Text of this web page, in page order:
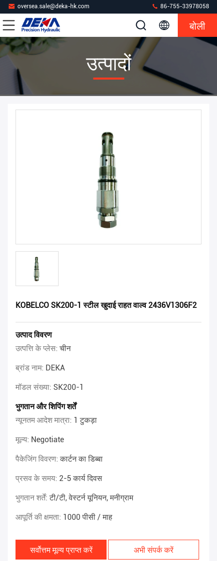
oversea.sale@deka-hk.com 86-755-33978058
बोली
उत्पादों
KOBELCO SK200-1 स्टील खुदाई राहत वाल्व 2436V1306F2
उत्पाद विवरण
उत्पत्ति के प्लेस:चीन
ब्रांड नाम: DEKA
मॉडल संख्या: SK200-1
भुगतान और शिपिंग शर्तें
न्यूनतम आदेश मात्रा: 1 टुकड़ा
मूल्य: Negotiate
पैकेजिंग विवरण:कार्टन का डिब्बा
प्रसव के समय: 2-5 कार्य दिवस
भुगतान शर्तें:टी/टी, वेस्टर्न यूनियन, मनीग्राम
आपूर्ति की क्षमता: 1000 पीसी / माह
सर्वोत्तम मूल्य प्राप्त करें अभी संपर्क करें